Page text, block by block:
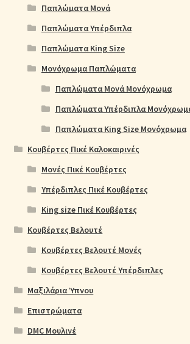
Παπλώματα Μονά
Παπλώματα Υπέρδιπλα
Παπλώματα King Size
Μονόχρωμα Παπλώματα
Παπλώματα Μονά Μονόχρωμα
Παπλώματα Υπέρδιπλα
Παπλώματα King Size Μονόχρωμα
Κουβέρτες Πικέ Καλοκαιρινές
Μονές Πικέ Κουβέρτες
Υπέρδιπλες Πικέ Κουβέρτες
King size Πικέ Κουβέρτες
Κουβέρτες Βελουτέ
Κουβέρτες Βελουτέ Μονές
Κουβέρτες Βελουτέ Υπέρδιπλες
Μαξιλάρια Ύπνου
Επιστρώματα
DMC Μουλινέ